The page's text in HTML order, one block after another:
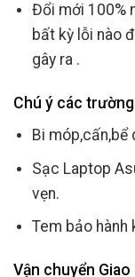
Đổi mới 100%
bất kỳ lỗi nào
gây ra .
Chú ý các
Bi móp,cấn,bể
Sạc Laptop
vẹn.
Tem bảo hành
Vận chuyển